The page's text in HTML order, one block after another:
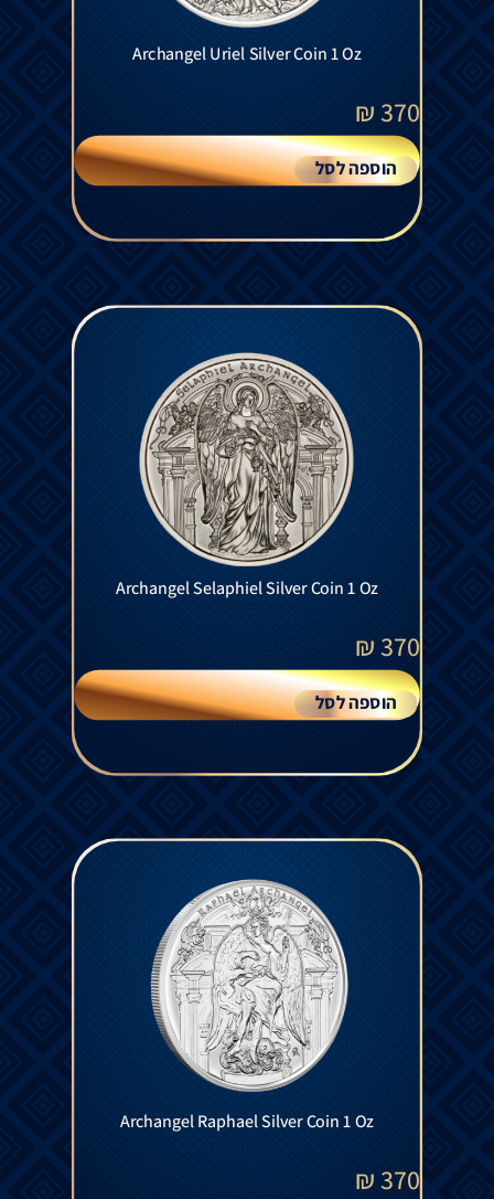
Archangel Uriel Silver Coin 1 Oz
370
₪
הוספה לסל
Archangel Selaphiel Silver Coin 1 Oz
370
₪
הוספה לסל
Archangel Raphael Silver Coin 1 Oz
370
₪